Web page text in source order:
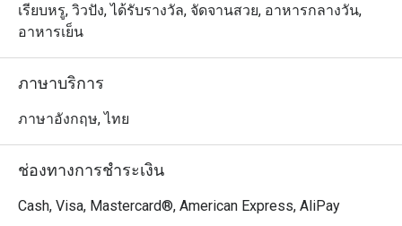
เรียบหรู, วิวปัง, ได้รับรางวัล, จัดจานสวย, อาหารกลางวัน,
อาหารเย็น
ภาษาบริการ
ภาษาอังกฤษ, ไทย
ช่องทางการชำระเงิน
Cash, Visa, Mastercard®, American Express, AliPay